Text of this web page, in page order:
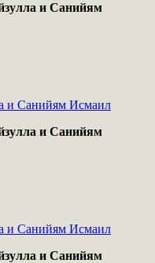
и Санийям
и Санийям
и Санийям